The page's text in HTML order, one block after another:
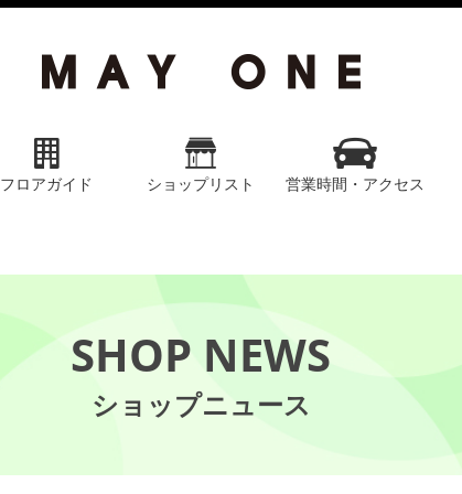
フロアガイド ショップリスト 営業時間・アクセス
SHOP NEWS